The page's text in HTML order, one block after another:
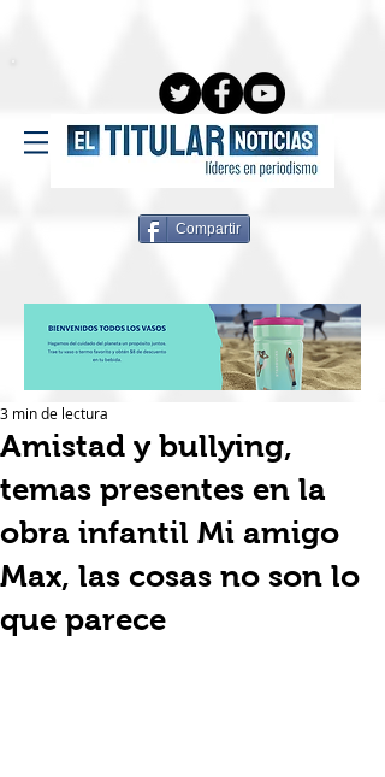
Compartir
Amistad y bullying,
temas presentes en la
obra infantil Mi amigo
Max, las cosas no son lo
que parece
3 min de lectura